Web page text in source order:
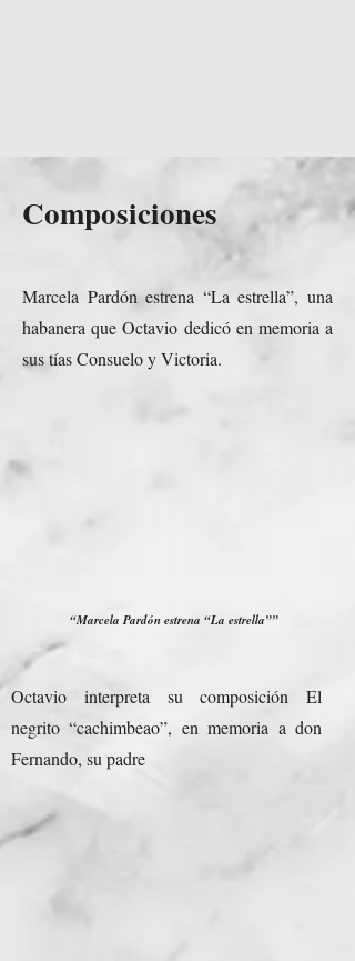
Composiciones
Marcela Pardón estrena “La estrella”, una
habanera que Octavio dedicó en memoria a
sus tías Consuelo y Victoria.
“Marcela Pardón estrena “La estrella””
Octavio interpreta su composición El
negrito “cachimbeao”, en memoria a don
Fernando, su padre